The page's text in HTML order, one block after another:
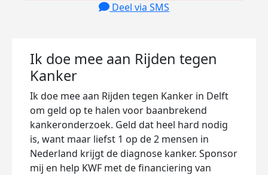
Deel via SMS
Ik doe mee aan Rijden tegen
Kanker
Ik doe mee aan Rijden tegen Kanker in Delft
om geld op te halen voor baanbrekend
kankeronderzoek. Geld dat heel hard nodig
is, want maar liefst 1 op de 2 mensen in
Nederland krijgt de diagnose kanker. Sponsor
mij en help KWF met de financiering van